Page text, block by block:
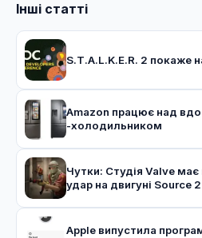
Інші статті
S.T.A.L.K.E.R. 2 покаже
Amazon працює над
-холодильником
Чутки: Студія Valve
удар на двигуні Source 2
Apple випустила